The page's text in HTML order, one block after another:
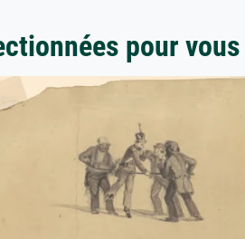
pour vous